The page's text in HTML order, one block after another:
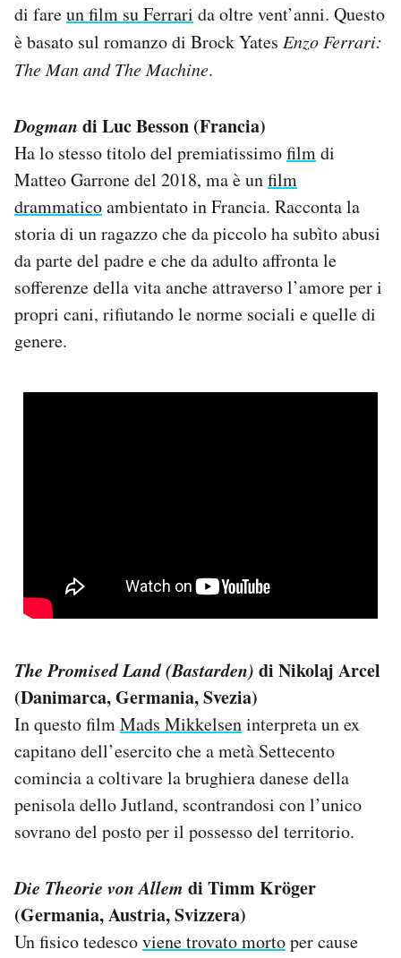
di fareun film su Ferrari da oltre vent’anni. Questo
è basato sul romanzo di Brock Yates Enzo Ferrari:
The Man and The Machine.
Dogman di Luc Besson (Francia)
Ha lo stesso titolo del premiatissimofilmdi
Matteo Garrone del 2018, ma è unfilm
drammaticoambientato in Francia. Racconta la
storia di un ragazzo che da piccolo ha subìto abusi
da parte del padre e che da adulto affronta le
sofferenze della vita anche attraverso l’amore per i
propri cani, rifiutando le norme sociali e quelle di
genere.
The Promised Land (Bastarden) di Nikolaj Arcel
(Danimarca, Germania, Svezia)
In questo filmMads Mikkelseninterpreta un ex
capitano dell’esercito che a metà Settecento
comincia a coltivare la brughiera danese della
penisola dello Jutland, scontrandosi con l’unico
sovrano del posto per il possesso del territorio.
Die Theorie von Allem di Timm Kröger
(Germania, Austria, Svizzera)
Un fisico tedescoviene trovato mortoper cause